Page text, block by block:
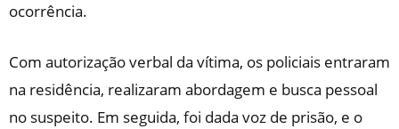
ocorrência.
Com autorização verbal da vítima, os policiais entraram
na residência, realizaram abordagem e busca pessoal
no suspeito. Em seguida, foi dada voz de prisão, e o